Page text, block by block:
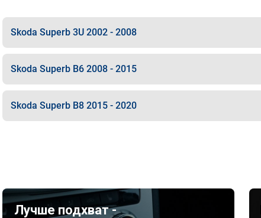
Skoda Superb 3U 2002 - 2008
Skoda Superb B6 2008 - 2015
Skoda Superb B8 2015 - 2020
Лучше подхват -